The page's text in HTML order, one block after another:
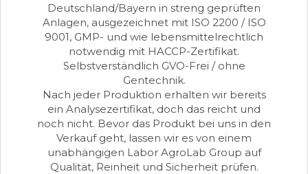
Deutschland/Bayern in streng geprüften
Anlagen, ausgezeichnet mit ISO 2200 / ISO
9001, GMP- und wie lebensmittelrechtlich
notwendig mit HACCP-Zertifikat.
Selbstverständlich GVO-Frei / ohne
Gentechnik.
Nach jeder Produktion erhalten wir bereits
ein Analysezertifikat, doch das reicht und
noch nicht. Bevor das Produkt bei uns in den
Verkauf geht, lassen wir es von einem
unabhängigen Labor AgroLab Group auf
Qualität, Reinheit und Sicherheit prüfen.